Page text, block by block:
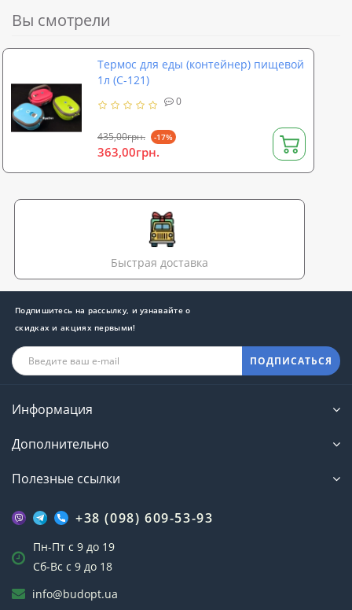
Вы смотрели
Термос для еды (контейнер) пищевой
1л (С-121)
0
435,00грн. -17%
363,00грн.
Быстрая доставка
Подпишитесь на рассылку, и узнавайте о
скидках и акциях первыми!
ПОДПИСАТЬСЯ
Информация
Дополнительно
Полезные ссылки
+38 (098) 609-53-93
Пн-Пт с 9 до 19
Сб-Вс с 9 до 18
info@budopt.ua